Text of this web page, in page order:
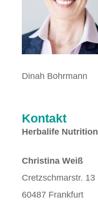
Dinah Bohrmann
Kontakt
Herbalife Nutrition
Christina Weiß
Cretzschmarstr. 13
60487 Frankfurt